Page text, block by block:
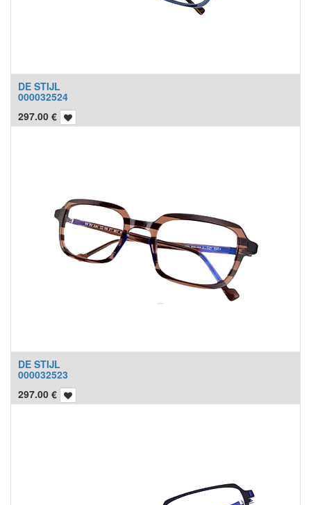
DE STIJL
000032524
297.00 €
DE STIJL
000032523
297.00 €